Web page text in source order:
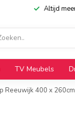
Altijd
TV Meubels
Reeuwijk 400 x 260cm